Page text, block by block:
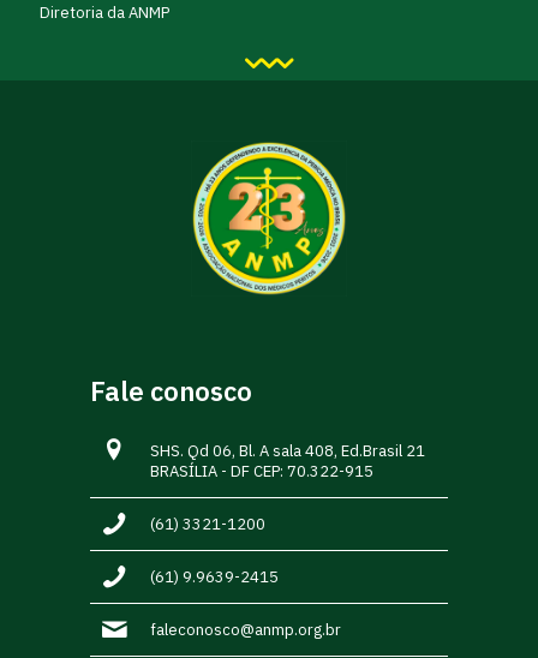
Diretoria da ANMP
Fale conosco
SHS. Qd 06, Bl. A sala 408, Ed.Brasil 21
BRASÍLIA - DF CEP: 70.322-915
(61) 3321-1200
(61) 9.9639-2415
faleconosco@anmp.org.br